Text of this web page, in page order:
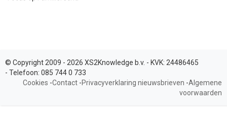
© Copyright 2009 - 2026 XS2Knowledge b.v. - KVK: 24486465
- Telefoon: 085 744 0 733
Cookies -Contact -Privacyverklaring nieuwsbrieven -Algemene
voorwaarden